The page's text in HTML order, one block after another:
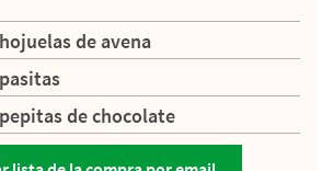
de avena
de chocolate